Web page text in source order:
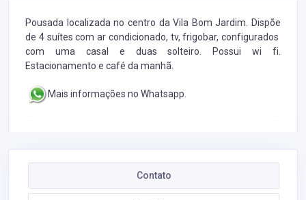
Pousada localizada no centro da Vila Bom Jardim. Dispõe
de 4 suítes com ar condicionado, tv, frigobar, configurados
com uma casal e duas solteiro. Possui wi fi.
Estacionamento e café da manhã.
Mais informações no Whatsapp.
Contato